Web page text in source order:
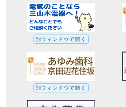
別ウィンドウで開く
別ウィンドウで開く